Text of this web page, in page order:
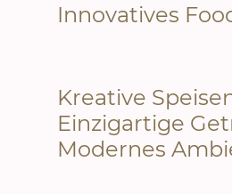
Innovatives
Kreative
Einzigartige
Modernes